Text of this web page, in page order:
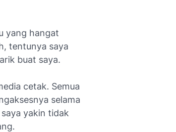
yang hangat
tentunya saya
buat saya.
cetak. Semua
selama
yakin tidak